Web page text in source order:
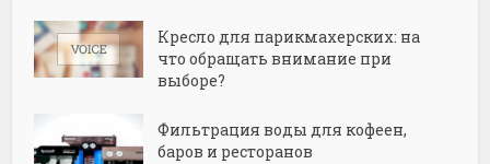
Кресло для парикмахерских: на
что обращать внимание при
выборе?
Фильтрация воды для кофеен,
баров и ресторанов